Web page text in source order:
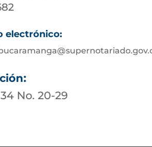
electrónico:
No. 20-29